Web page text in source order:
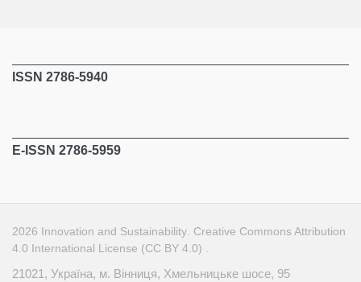
ISSN 2786-5940
E-ISSN 2786-5959
2026 Innovation and Sustainability Creative Commons Attribution
4.0 International License (CC BY 4.0)
21021, Україна, м. Вінниця, Хмельницьке шосе, 95